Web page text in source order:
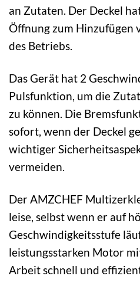
an Zutaten. Der Deckel
Öffnung zum Hinzufügen
des Betriebs.
Das Gerät hat 2
Pulsfunktion, um die
zu können. Die
sofort, wenn der Deckel
wichtiger
vermeiden.
Der AMZCHEF
leise, selbst wenn er auf
Geschwindigkeitsstufe
leistungsstarken Motor
Arbeit schnell und